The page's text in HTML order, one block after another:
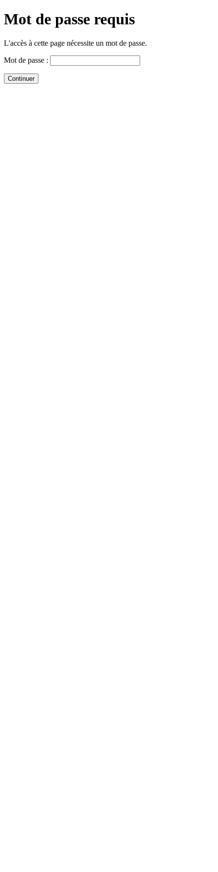
Mot de passe requis
L'accès à cette page nécessite un mot de passe.
Mot de passe :